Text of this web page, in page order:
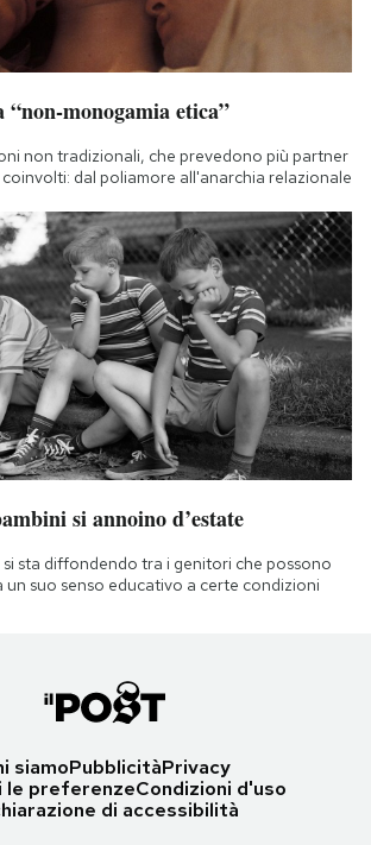
“non-monogamia etica”
non tradizionali, che prevedono più partner
dal poliamore all'anarchia relazionale
si annoino d’estate
si sta diffondendo tra i genitori che possono
un suo senso educativo a certe condizioni
siamoPubblicitàPrivacy
le preferenzeCondizioni d'uso
di accessibilità